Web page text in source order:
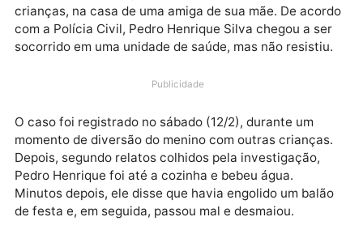
Um garoto de 10 anos morreu depois de engolir um
balão de festa, em Luziânia (GO), no Entorno do
crianças, na casa de uma amiga de sua mãe. De
socorrido em uma unidade de saúde, mas não
Publicidade
O caso foi registrado no sábado (12/2), durante um
momento de diversão do menino com outras